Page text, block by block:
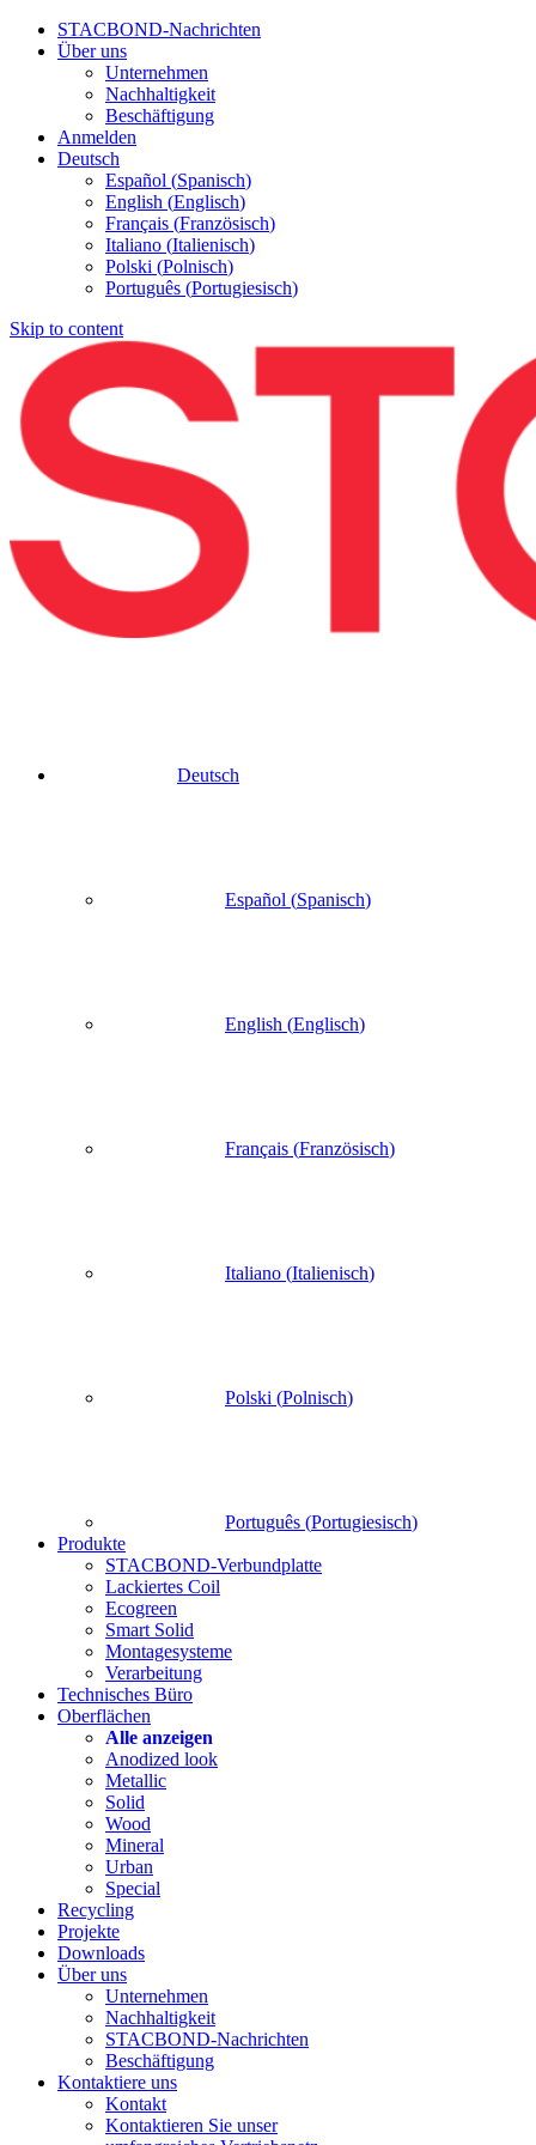
STACBOND-Nachrichten
Über uns
Unternehmen
Nachhaltigkeit
Beschäftigung
Anmelden
Deutsch
Español (Spanisch)
English (Englisch)
Français (Französisch)
Italiano (Italienisch)
Polski (Polnisch)
Português (Portugiesisch)
Skip to content
Deutsch
Español (Spanisch)
English (Englisch)
Français (Französisch)
Italiano (Italienisch)
Polski (Polnisch)
Português (Portugiesisch)
Produkte
STACBOND-Verbundplatte
Lackiertes Coil
Ecogreen
Smart Solid
Montagesysteme
Verarbeitung
Technisches Büro
Oberflächen
Alle anzeigen
Anodized look
Metallic
Solid
Wood
Mineral
Urban
Special
Recycling
Projekte
Downloads
Über uns
Unternehmen
Nachhaltigkeit
STACBOND-Nachrichten
Beschäftigung
Kontaktiere uns
Kontakt
Kontaktieren Sie unser